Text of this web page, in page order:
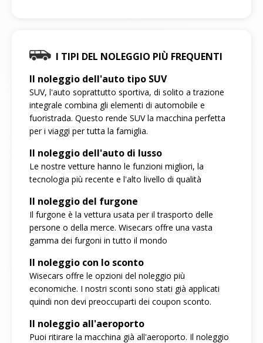
I TIPI DEL NOLEGGIO PIÙ FREQUENTI
Il noleggio dell'auto tipo SUV
SUV, l'auto soprattutto sportiva, di solito a trazione
integrale combina gli elementi di automobile e
fuoristrada. Questo rende SUV la macchina perfetta
per i viaggi per tutta la famiglia.
Il noleggio dell'auto di lusso
Le nostre vetture hanno le funzioni migliori, la
tecnologia più recente e l'alto livello di qualità
Il noleggio del furgone
Il furgone è la vettura usata per il trasporto delle
persone o della merce. Wisecars offre una vasta
gamma dei furgoni in tutto il mondo
Il noleggio con lo sconto
Wisecars offre le opzioni del noleggio più
economiche. I nostri sconti sono stati già applicati
quindi non devi preoccuparti dei coupon sconto.
Il noleggio all'aeroporto
Puoi ritirare la macchina già all'aeroporto. Il noleggio